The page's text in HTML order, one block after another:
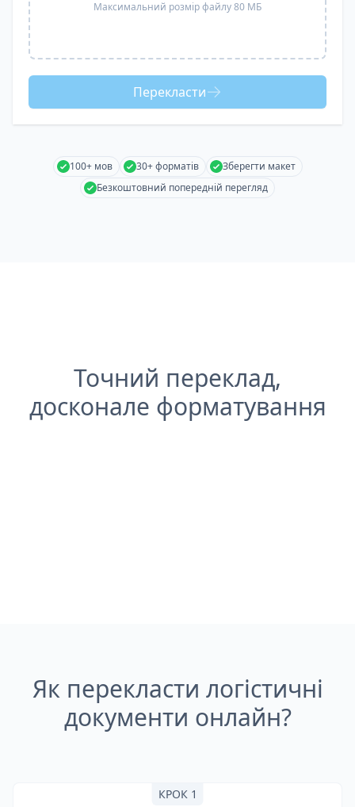
Максимальний розмір файлу 80 МБ
Перекласти
100+ мов 30+ форматів
Зберегти макет
Безкоштовний попередній перегляд
Точний переклад,
досконале форматування
Як перекласти логістичні
документи онлайн?
КРОК 1